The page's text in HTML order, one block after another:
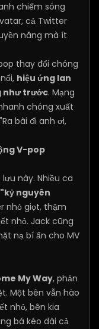
chiếm sóng
cả Twitter
năng mà ít
thay đổi chóng
hiệu ứng lan
như trước. Mạng
chóng xuất
bài đi anh ơi,
V-pop
này. Nhiều ca
"kỷ nguyên
nhỏ giọt, thậm
nhỏ. Jack cũng
nạ bí ẩn cho MV
My Way, phản
Một bên vẫn hào
nhỏ, bên kia
bá kéo dài cả